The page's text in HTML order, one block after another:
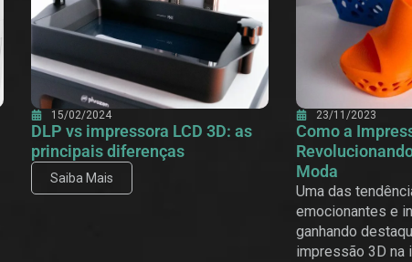
15/02/2024
DLP vs impressora LCD 3D: as
principais diferenças
Saiba Mais
23/11/2023
Como a
Moda
Uma das
emocionantes e
ganhando
impressão 3D na